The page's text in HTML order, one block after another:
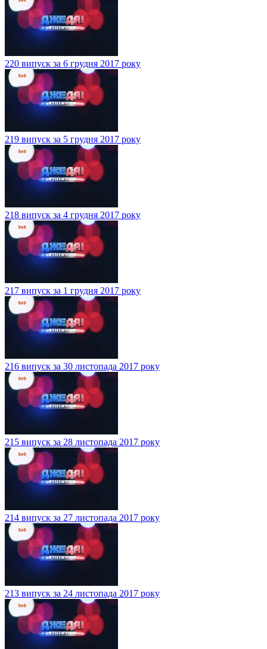
220 випуск за 6 грудня 2017 року
219 випуск за 5 грудня 2017 року
218 випуск за 4 грудня 2017 року
217 випуск за 1 грудня 2017 року
216 випуск за 30 листопада 2017 року
215 випуск за 28 листопада 2017 року
214 випуск за 27 листопада 2017 року
213 випуск за 24 листопада 2017 року